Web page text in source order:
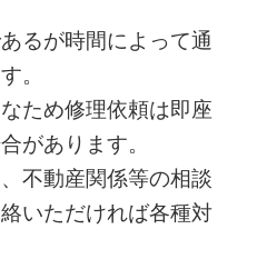
るが時間によって通
。
ため修理依頼は即座
があります。
不動産関係等の相談
いただければ各種対